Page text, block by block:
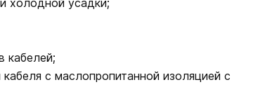
холодной усадки;
кабелей;
с маслопропитанной изоляцией с